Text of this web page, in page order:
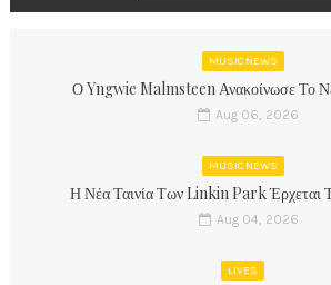
MUSIC NEWS
Ο Yngwie Malmsteen Ανακοίνωσε Το
Aug 06, 2026
MUSIC NEWS
Η Νέα Ταινία Των Linkin Park Έρχεται
Aug 04, 2026
LIVES